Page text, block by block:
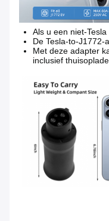
Als u een niet-
De Tesla-to-
Met deze adapter
inclusief